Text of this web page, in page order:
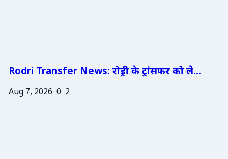
Rodri Transfer News: रोड्री के ट्रांसफर को ले...
Aug 7, 2026 0 2